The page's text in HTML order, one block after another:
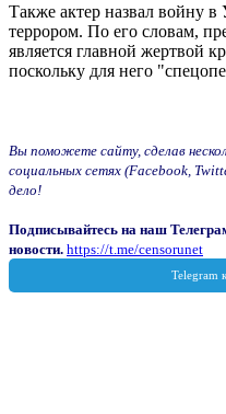
Также актер назвал войну
террором. По его словам,
является главной жертвой
поскольку для него
Вы поможете сайту, сделав
социальных сетях (Facebook,
дело!
Подписывайтесь на наш
новости. https://t.me/censorunet